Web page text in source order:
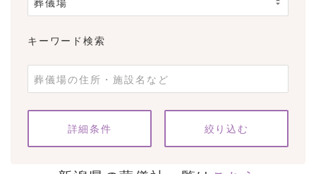
キーワード検索
条件をクリア
詳細条件